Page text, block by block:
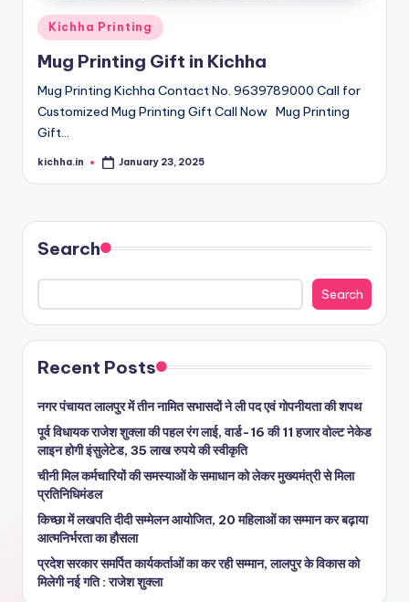
Kichha Printing
Mug Printing Gift in Kichha
Mug Printing Kichha Contact No. 9639789000 Call for
Customized Mug Printing Gift Call Now Mug Printing
Gift…
kichha.in January 23, 2025
Search
Search
Recent Posts
नगर पंचायत लालपुर में तीन नामित सभासदों ने ली पद एवं गोपनीयता की शपथ
पूर्व विधायक राजेश शुक्ला की पहल रंग लाई, वार्ड-16 की 11 हजार वोल्ट नेकेड
लाइन होगी इंसुलेटेड, 35 लाख रुपये की स्वीकृति
चीनी मिल कर्मचारियों की समस्याओं के समाधान को लेकर मुख्यमंत्री से मिला
प्रतिनिधिमंडल
किच्छा में लखपति दीदी सम्मेलन आयोजित, 20 महिलाओं का सम्मान कर बढ़ाया
आत्मनिर्भरता का हौसला
प्रदेश सरकार समर्पित कार्यकर्ताओं का कर रही सम्मान, लालपुर के विकास को
मिलेगी नई गति : राजेश शुक्ला